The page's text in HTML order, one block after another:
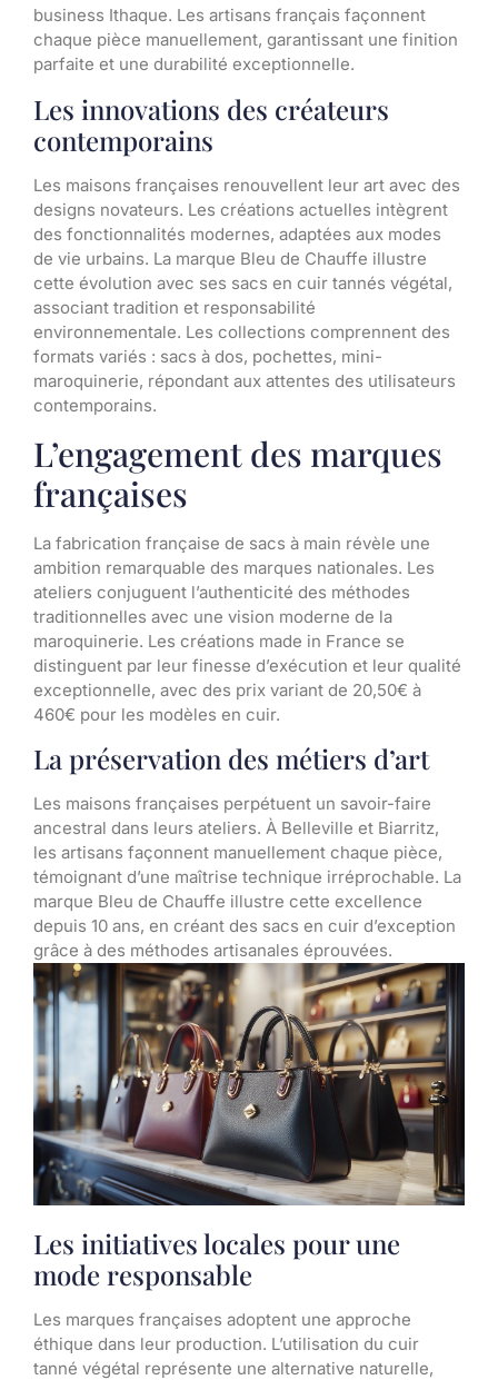
business Ithaque. Les artisans français façonnent
chaque pièce manuellement, garantissant une finition
parfaite et une durabilité exceptionnelle.
Les innovations des créateurs
contemporains
Les maisons françaises renouvellent leur art avec des
designs novateurs. Les créations actuelles intègrent
des fonctionnalités modernes, adaptées aux modes
de vie urbains. La marque Bleu de Chauffe illustre
cette évolution avec ses sacs en cuir tannés végétal,
associant tradition et responsabilité
environnementale. Les collections comprennent des
formats variés : sacs à dos, pochettes, mini-
maroquinerie, répondant aux attentes des utilisateurs
contemporains.
L’engagement des marques
françaises
La fabrication française de sacs à main révèle une
ambition remarquable des marques nationales. Les
ateliers conjuguent l’authenticité des méthodes
traditionnelles avec une vision moderne de la
maroquinerie. Les créations made in France se
distinguent par leur finesse d’exécution et leur qualité
exceptionnelle, avec des prix variant de 20,50€ à
460€ pour les modèles en cuir.
La préservation des métiers d’art
Les maisons françaises perpétuent un savoir-faire
ancestral dans leurs ateliers. À Belleville et Biarritz,
les artisans façonnent manuellement chaque pièce,
témoignant d’une maîtrise technique irréprochable. La
marque Bleu de Chauffe illustre cette excellence
depuis 10 ans, en créant des sacs en cuir d’exception
grâce à des méthodes artisanales éprouvées.
Les initiatives locales pour une
mode responsable
Les marques françaises adoptent une approche
éthique dans leur production. L’utilisation du cuir
tanné végétal représente une alternative naturelle,